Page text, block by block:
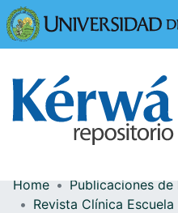
Communities & Collections
Home